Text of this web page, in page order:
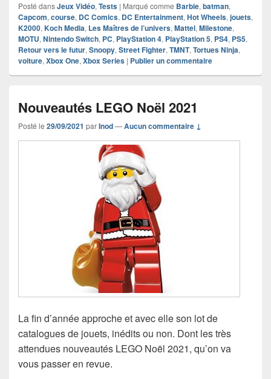
Posté dansJeux Vidéo, Tests | Marqué comme Barbie, batman,
Capcom, course, DC Comics, DC Entertainment, Hot Wheels, jouets,
K2000, Koch Media, Les Maîtres de l’univers, Mattel, Milestone,
MOTU, Nintendo Switch, PC, PlayStation 4, PlayStation 5, PS4, PS5,
Retour vers le futur, Snoopy, Street Fighter, TMNT, Tortues Ninja,
voiture, Xbox One, Xbox Series | Publier un commentaire
Nouveautés LEGO Noël 2021
Posté le 29/09/2021 parInod—Aucun commentaire ↓
La fin d’année approche et avec elle son lot de
catalogues de jouets, inédits ou non. Dont les très
attendues nouveautés LEGO Noël 2021, qu’on va
vous passer en revue.